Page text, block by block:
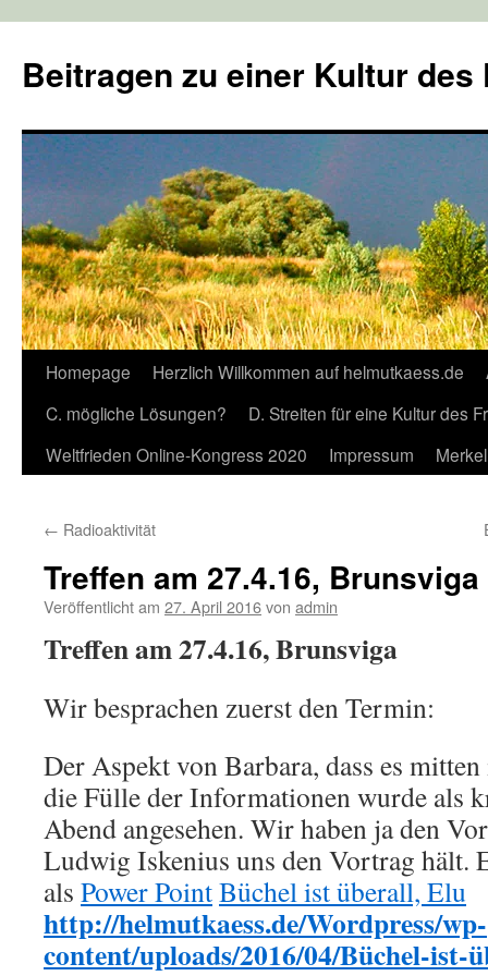
springen
Beitragen zu einer Kultur des
Homepage Herzlich Willkommen auf helmutkaess.de
C. mögliche Lösungen?
D. Streiten für eine Kultur des
Weltfrieden Online-Kongress 2020
Impressum
← Radioaktivität
Treffen am 27.4.16, Brunsviga
Veröffentlicht am 27. April 2016von admin
Treffen am 27.4.16, Brunsviga
Wir besprachen zuerst den Termin:
Der Aspekt von Barbara, dass es
die Fülle der Informationen wurde als
Abend angesehen. Wir haben ja den
Ludwig Iskenius uns den Vortrag hält.
als Power PointBüchel ist überall, Elu
http://helmutkaess.de/Wordpress/wp-
content/uploads/2016/04/Büchel-ist-